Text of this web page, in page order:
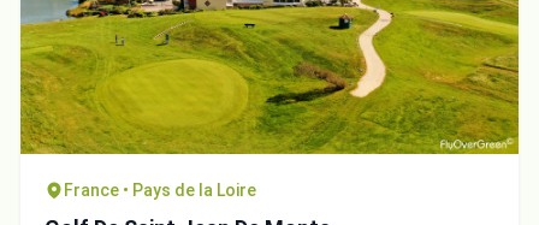
France • Pays de la Loire